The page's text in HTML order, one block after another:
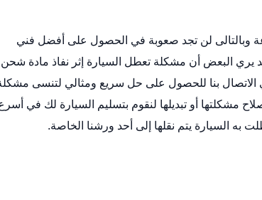
بطارية العدان متوفرة لك في أي وقت على مدار 24 ساعة وبالتالى لن تجد صعوبة في الحصول على أفضل فني
يري البعض أن مشكلة تعطل السيارة إثر نفاذ مادة شحن
الاتصال بنا للحصول على حل سريع ومثالي لتنسى
مشكلتها أو تبديلها لنقوم بتسليم السيارة لك في
به السيارة يتم نقلها إلى أحد ورشنا الخاصة.